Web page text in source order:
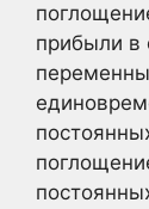
прибыли в